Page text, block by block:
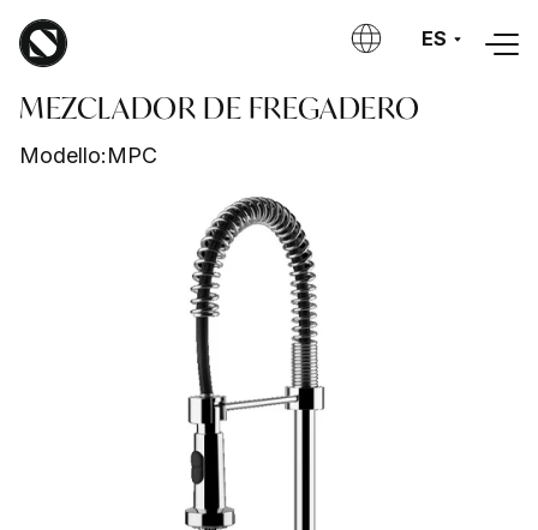
Skip to main content
ES
MEZCLADOR DE FREGADERO
Modello:MPC